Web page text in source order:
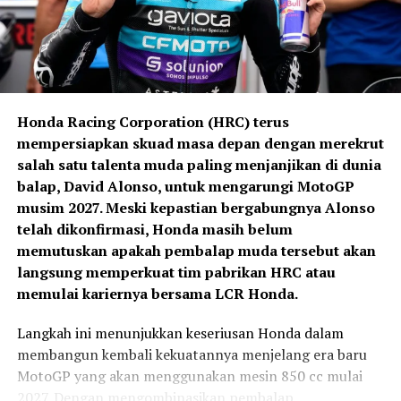
jeda musim panas untuk
berlatih lebih keras agar
tampil lebih kuat di
Valencia.”
General Manager Marketing Planning & Analysis PT
Astra Honda Motor, Andy Wijaya, memberikan apresiasi
terhadap semangat juang Kiandra sepanjang balapan.
Menurutnya, perjuangan Kiandra menunjukkan mental
pantang menyerah yang menjadi modal penting untuk
bersaing di level internasional. AHM optimistis
lebih kompetitif pada putaran berikutnya.
Sepanjang paruh musim Moto3 Junior World
Championship 2026, lulusan Astra Honda Racing School
menjadi pemasok tunggal ban balap.
Kemudian, mulai musim 2016, Michelin mengambil alih
tugas tersebut dan akan mengakhiri kiprahnya setelah
Memasuki regulasi baru tahun 2027,Pirelli resmi
menjadi pemasok tunggal ban untuk MotoGP,
Honda Racing Corporation (HRC) terus
mempersiapkan skuad masa depan dengan merekrut
salah satu talenta muda paling menjanjikan di dunia
balap, David Alonso, untuk mengarungi MotoGP
musim 2027. Meski kepastian bergabungnya Alonso
telah dikonfirmasi, Honda masih belum
memutuskan apakah pembalap muda tersebut akan
langsung memperkuat tim pabrikan HRC atau
memulai kariernya bersama LCR Honda.
Langkah ini menunjukkan keseriusan Honda dalam
membangun kembali kekuatannya menjelang era baru
MotoGP yang akan menggunakan mesin 850 cc mulai